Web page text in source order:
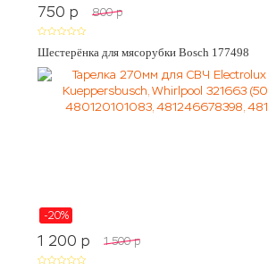
750 p 800 p
Шестерёнка для мясорубки Bosch 177498
-20%
1 200 p 1 500 p